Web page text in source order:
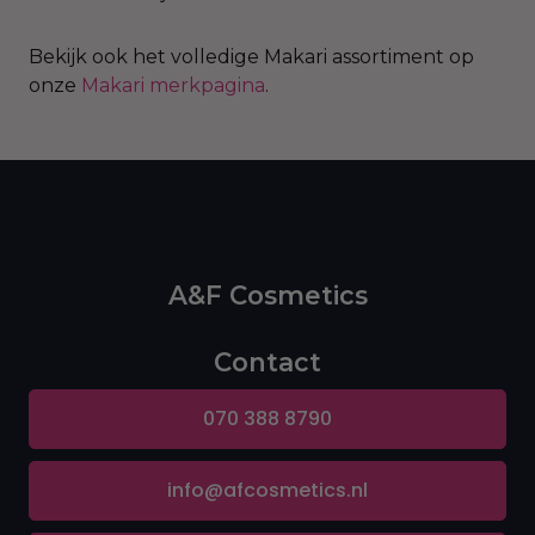
Bekijk ook het volledige Makari assortiment op
onze Makari merkpagina.
A&F Cosmetics
Contact
070 388 8790
info@afcosmetics.nl